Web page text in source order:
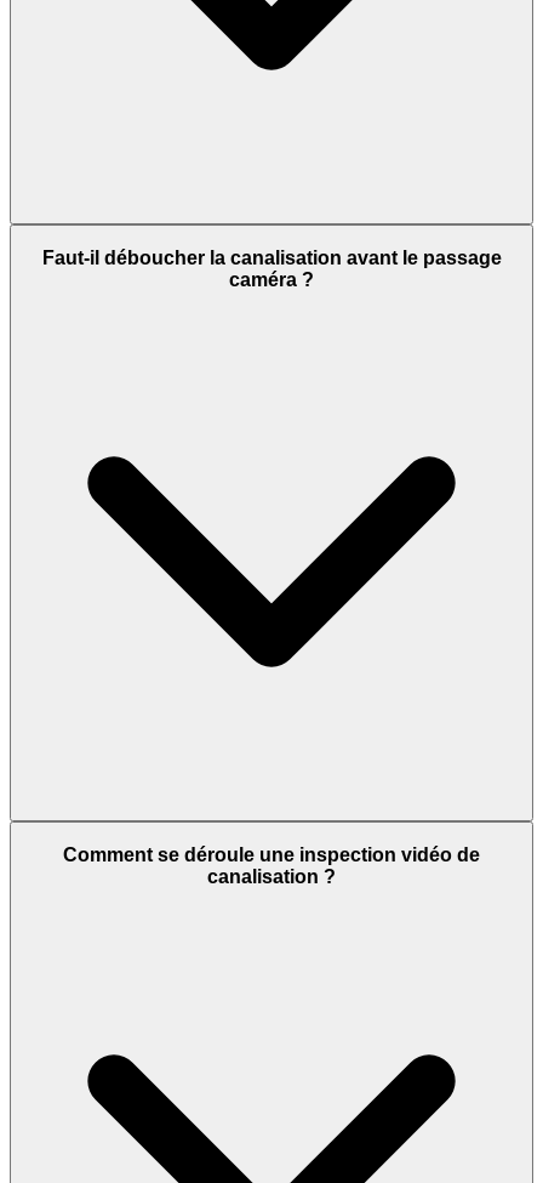
Faut-il déboucher la canalisation avant le passage
caméra ?
Comment se déroule une inspection vidéo de
canalisation ?